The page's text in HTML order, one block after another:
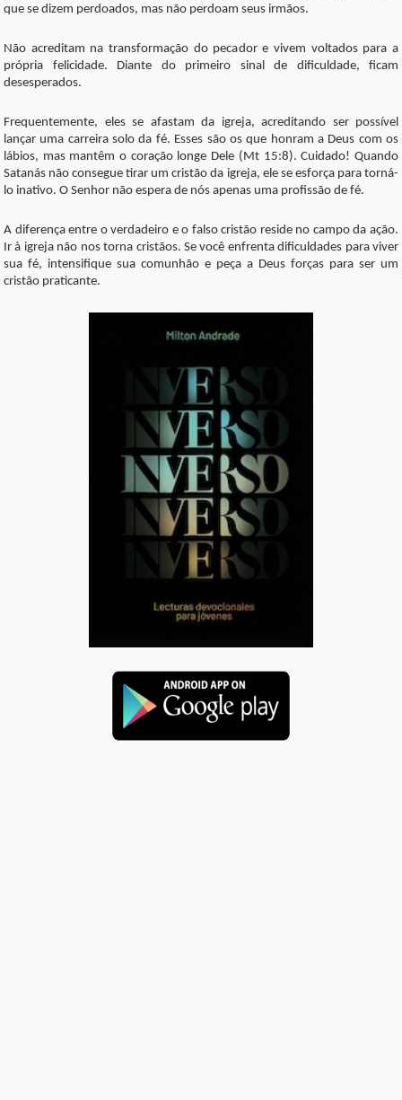
que se dizem perdoados, mas não perdoam seus irmãos.
Não acreditam na transformação do pecador e vivem voltados para a
própria felicidade. Diante do primeiro sinal de dificuldade, ficam
desesperados.
Frequentemente, eles se afastam da igreja, acreditando ser possível
lançar uma carreira solo da fé. Esses são os que honram a Deus com os
lábios, mas mantêm o coração longe Dele (Mt 15:8). Cuidado! Quando
Satanás não consegue tirar um cristão da igreja, ele se esforça para torná-
lo inativo. O Senhor não espera de nós apenas uma profissão de fé.
A diferença entre o verdadeiro e o falso cristão reside no campo da ação.
Ir à igreja não nos torna cristãos. Se você enfrenta dificuldades para viver
sua fé, intensifique sua comunhão e peça a Deus forças para ser um
cristão praticante.